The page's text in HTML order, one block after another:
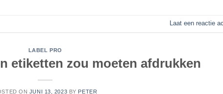
Laat een reactie
LABEL PRO
etiketten zou moeten afdrukken
ON JUNI 13, 2023 BY PETER